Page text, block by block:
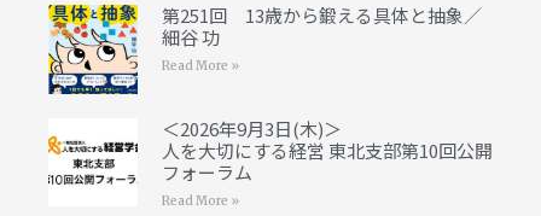
第251回 13歳から鍛える具体と抽象／
細谷 功
Read More »
＜2026年9月3日(木)＞
人を大切にする経営 東北支部第10回公開
フォーラム
Read More »